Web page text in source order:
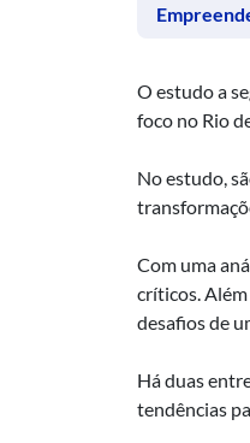
O estudo a
foco no Rio
No estudo,
Com uma
críticos.
desafios de
Há duas
tendências